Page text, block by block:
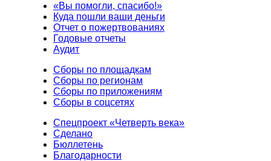
«Вы помогли, спасибо!»
Куда пошли ваши деньги
Отчет о пожертвованиях
Годовые отчеты
Аудит
Сборы по площадкам
Сборы по регионам
Сборы по приложениям
Сборы в соцсетях
Спецпроект «Четверть века»
Сделано
Бюллетень
Благодарности